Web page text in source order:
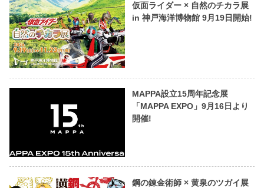
仮面ライダー × 自然のチカラ展
in 神戸海洋博物館 9月19日開始!
MAPPA設立15周年記念展
「MAPPA EXPO」9月16日より
開催!
鋼の錬金術師 × 黄泉のツガイ展